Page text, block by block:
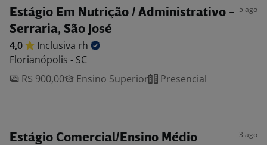
Estágio Em Nutrição / Administrativo -
Serraria, São José
5 ago
4,0 Inclusiva rh
Florianópolis - SC
R$ 900,00
Ensino Superior Presencial
Estágio Comercial/Ensino Médio 3 ago